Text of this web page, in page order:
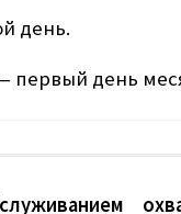
день.
первый день